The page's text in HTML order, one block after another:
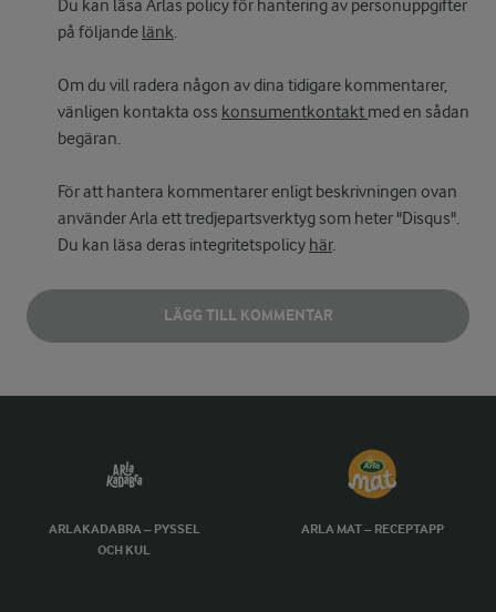
Du kan läsa Arlas policy för hantering av personuppgifter
på följande länk.
Om du vill radera någon av dina tidigare kommentarer,
vänligen kontakta oss konsumentkontakt med en sådan
begäran.
För att hantera kommentarer enligt beskrivningen ovan
använder Arla ett tredjepartsverktyg som heter "Disqus".
Du kan läsa deras integritetspolicy här.
LÄGG TILL KOMMENTAR
ARLAKADABRA – PYSSEL
OCH KUL
ARLA MAT – RECEPTAPP